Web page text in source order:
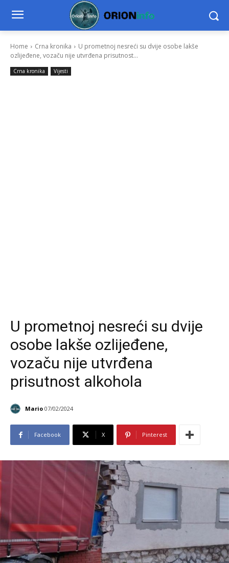
Home Crna kronika
U prometnoj nesreći su dvije osobe lakše
ozlijeđene, vozaču nije utvrđena prisutnost...
Crna kronika Vijesti
U prometnoj nesreći su dvije
osobe lakše ozlijeđene,
vozaču nije utvrđena
prisutnost alkohola
Mario 07/02/2024
Facebook X Pinterest